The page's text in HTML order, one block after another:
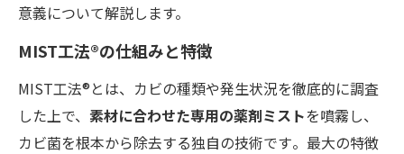
意義について解説します。
MIST工法®の仕組みと特徴
MIST工法®とは、カビの種類や発生状況を徹底的に調査
した上で、 素材に合わせた専用の薬剤ミストを噴霧し、
カビ菌を根本から除去する独自の技術です​。最大の特徴